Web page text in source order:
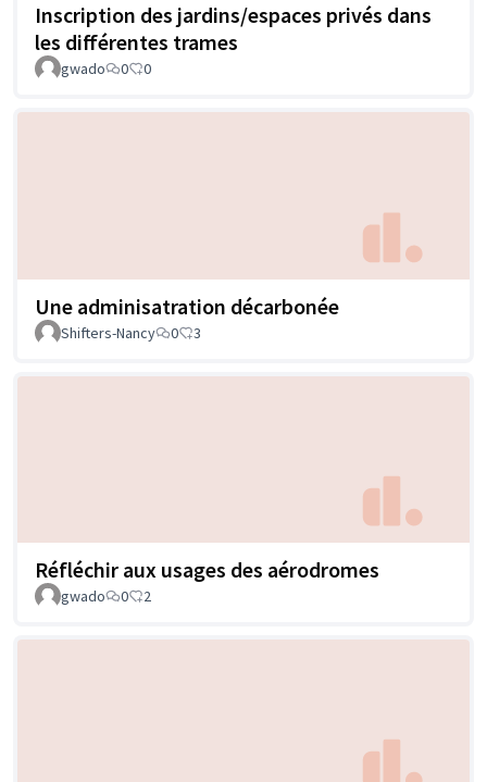
Inscription des jardins/espaces privés dans
les différentes trames
gwado 0 0
Une adminisatration décarbonée
Shifters-Nancy 0 3
Réfléchir aux usages des aérodromes
gwado 0 2